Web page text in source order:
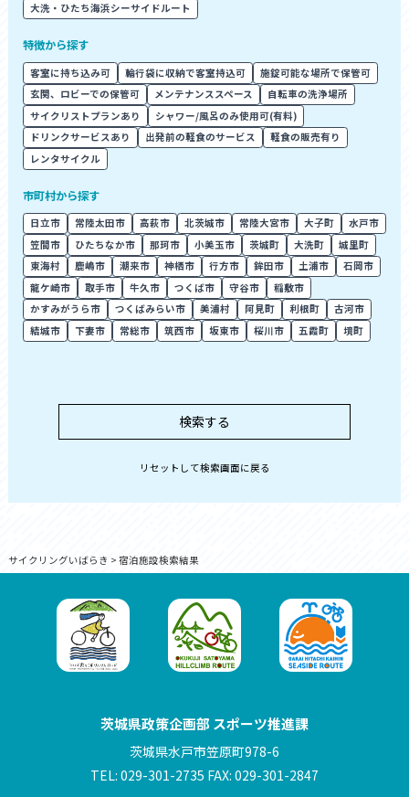
大洗・ひたち海浜シーサイドルート
特徴から探す
客室に持ち込み可 輪行袋に収納で客室持込可
施錠可能な場所で保管可
玄関、ロビーでの保管可
メンテナンススペース
自転車の洗浄場所
サイクリストプランあり
シャワー/風呂のみ使用可(有料)
ドリンクサービスあり
出発前の軽食のサービス
軽食の販売有り
レンタサイクル
市町村から探す
日立市 常陸太田市 高萩市 北茨城市 常陸大宮市 大子町
水戸市
笠間市
ひたちなか市 那珂市 小美玉市 茨城町 大洗町
城里町
東海村
鹿嶋市 潮来市 神栖市 行方市 鉾田市 土浦市
石岡市
龍ケ崎市
取手市 牛久市 つくば市 守谷市
稲敷市
かすみがうら市
つくばみらい市 美浦村 阿見町 利根町
古河市
結城市
下妻市 常総市 筑西市 坂東市 桜川市 五霞町 境町
リセットして検索画面に戻る
サイクリングいばらき > 宿泊施設検索結果
茨城県政策企画部 スポーツ推進課
茨城県水戸市笠原町978-6
TEL: 029-301-2735 FAX: 029-301-2847